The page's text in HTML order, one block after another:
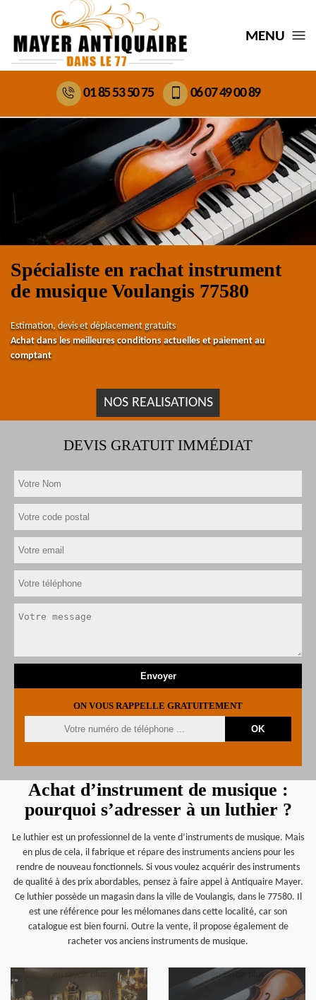
MENU
01 85 53 50 75 06 07 49 00 89
Spécialiste en rachat instrument
de musique Voulangis 77580
Estimation, devis et déplacement gratuits
Achat dans les meilleures conditions actuelles et paiement au
comptant
NOS REALISATIONS
DEVIS GRATUIT IMMÉDIAT
ON VOUS RAPPELLE GRATUITEMENT
Achat d’instrument de musique :
pourquoi s’adresser à un luthier ?
Le luthier est un professionnel de la vente d’instruments de musique. Mais
en plus de cela, il fabrique et répare des instruments anciens pour les
rendre de nouveau fonctionnels. Si vous voulez acquérir des instruments
de qualité à des prix abordables, pensez à faire appel à Antiquaire Mayer.
Ce luthier possède un magasin dans la ville de Voulangis, dans le 77580. Il
est une référence pour les mélomanes dans cette localité, car son
catalogue est bien fourni. Outre la vente, il propose également de
racheter vos anciens instruments de musique.
en savoir plus en savoir plus